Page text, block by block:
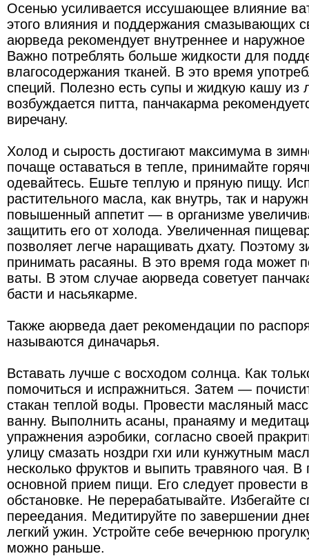
Осенью усиливается иссушающее влияние
этого влияния и поддержания смазывающих
аюрведа рекомендует внутреннее и
Важно потреблять больше жидкости для
влагосодержания тканей. В это время
специй. Полезно есть супы и жидкую кашу
возбуждается питта, панчакарма
виречану.
Холод и сырость достигают максимума в
почаще оставаться в тепле, принимайте
одевайтесь. Ешьте теплую и пряную пищу.
растительного масла, как внутрь, так и
повышенный аппетит — в организме
защитить его от холода. Увеличенная
позволяет легче наращивать дхату. Поэтому
принимать расаяны. В это время года может
ваты. В этом случае аюрведа советует
басти и насьякарме.
Также аюрведа дает рекомендации по
называются диначарья.
Вставать лучше с восходом солнца. Как
помочиться и испражниться. Затем —
стакан теплой воды. Провести масляный
ванну. Выполнить асаны, пранаяму и
упражнения аэробики, согласно своей
улицу смазать ноздри гхи или кунжутным
несколько фруктов и выпить травяного чая.
основной прием пищи. Его следует провести
обстановке. Не перерабатывайте. Избегайте
переедания. Медитируйте по завершении
легкий ужин. Устройте себе вечернюю
можно раньше.